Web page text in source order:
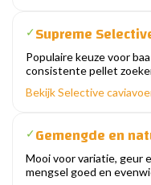
✓Supreme
Populaire keuze voor
consistente pellet
Bekijk Selective
✓Gemengde en
Mooi voor variatie, geur
mengsel goed en